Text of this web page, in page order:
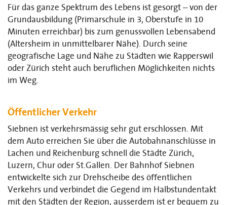
Für das ganze Spektrum des Lebens ist gesorgt – von der
Grundausbildung (Primarschule in 3, Oberstufe in 10
Minuten erreichbar) bis zum genussvollen Lebensabend
(Altersheim in unmittelbarer Nähe). Durch seine
geografische Lage und Nähe zu Städten wie Rapperswil
oder Zürich steht auch beruflichen Möglichkeiten nichts
im Weg.
Öffentlicher Verkehr
Siebnen ist verkehrsmässig sehr gut erschlossen. Mit
dem Auto erreichen Sie über die Autobahnanschlüsse in
Lachen und Reichenburg schnell die Städte Zürich,
Luzern, Chur oder St.Gallen. Der Bahnhof Siebnen
entwickelte sich zur Drehscheibe des öffentlichen
Verkehrs und verbindet die Gegend im Halbstundentakt
mit den Städten der Region, ausserdem ist er bequem zu